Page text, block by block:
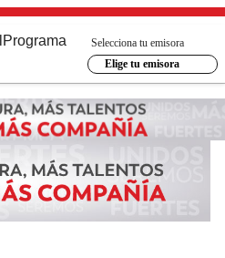
Programa
Selecciona tu emisora
Elige tu emisora